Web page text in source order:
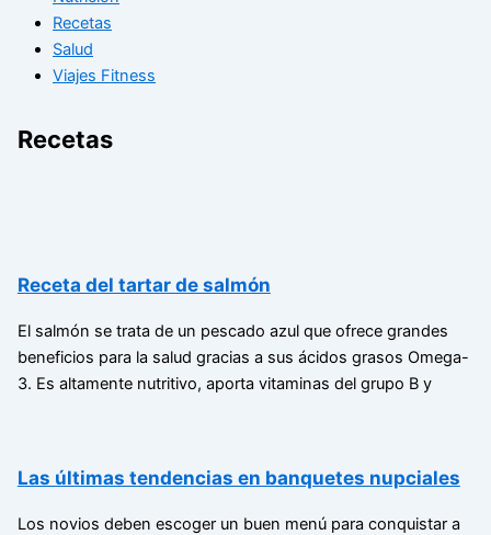
Recetas
Salud
Viajes Fitness
Recetas
Receta del tartar de salmón
El salmón se trata de un pescado azul que ofrece grandes
beneficios para la salud gracias a sus ácidos grasos Omega-
3. Es altamente nutritivo, aporta vitaminas del grupo B y
Las últimas tendencias en banquetes nupciales
Los novios deben escoger un buen menú para conquistar a